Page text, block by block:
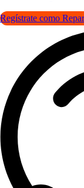
Regístrate como